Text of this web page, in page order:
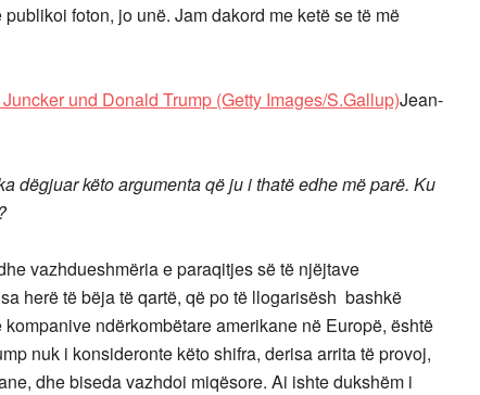
foton, jo unë. Jam dakord me ketë se të më
Jean-
dëgjuar këto argumenta që ju i thatë edhe më parë. Ku
vazhdueshmëria e paraqitjes së të njëjtave
herë të bëja të qartë, që po të llogarisësh bashkë
ndërkombëtare amerikane në Europë, është
nuk i konsideronte këto shifra, derisa arrita të provoj,
dhe biseda vazhdoi miqësore. Ai ishte dukshëm i